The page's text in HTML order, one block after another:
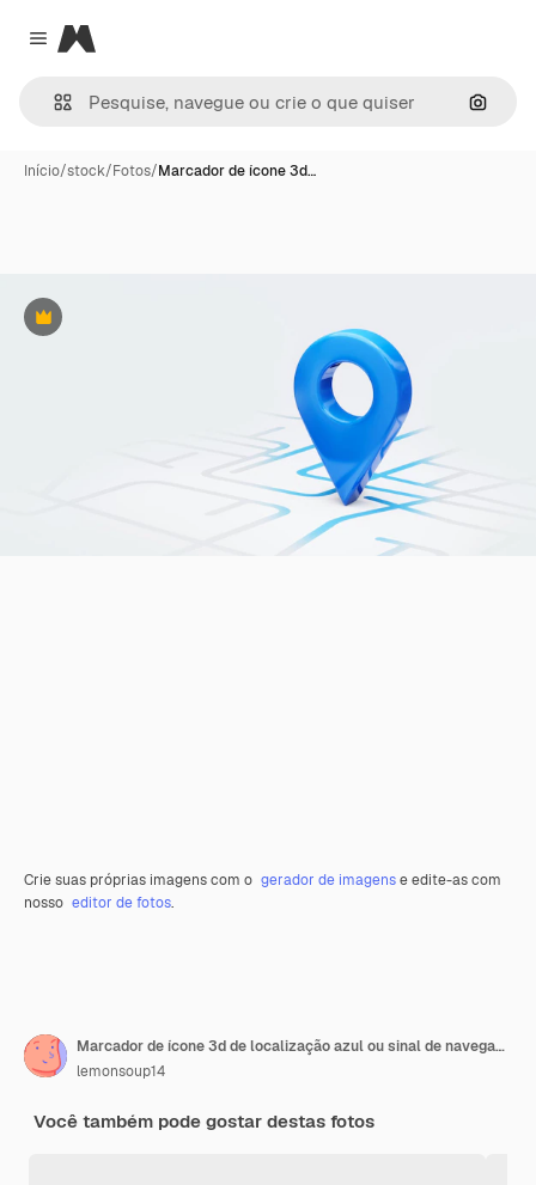
Close menu
Magnific
Início/stock/Fotos/Marcador de ícone 3d…
Premium
Crie suas próprias imagens com o gerador de imagense edite-as com
nosso editor de fotos.
Marcador de ícone 3d de localização azul ou sinal de navegador de posição de gps de rota e símbolo de ponteiro de mapa de estrada de pino de navegação de viagem isolado no fundo de endereço de rua branco com rastreamento de descoberta de direção de ponto.
lemonsoup14
Você também pode gostar destas fotos